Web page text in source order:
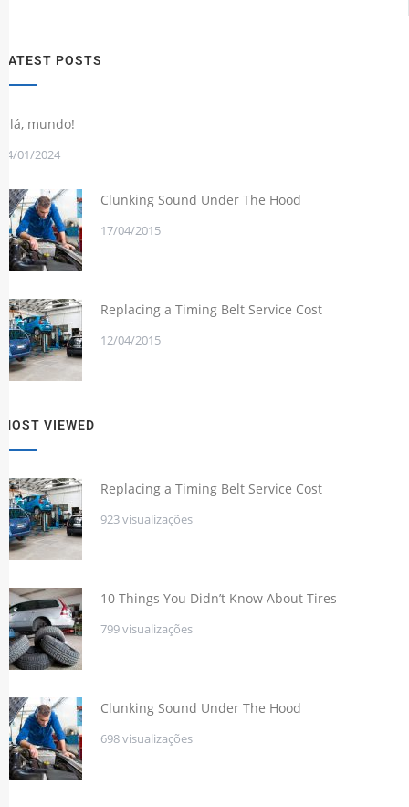
LATEST POSTS
Olá, mundo!
24/01/2024
Clunking Sound Under The Hood
17/04/2015
Replacing a Timing Belt Service Cost
12/04/2015
MOST VIEWED
Replacing a Timing Belt Service Cost
923 visualizações
10 Things You Didn’t Know About Tires
799 visualizações
Clunking Sound Under The Hood
698 visualizações